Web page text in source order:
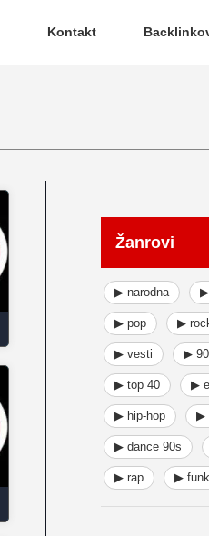
Kontakt
Žanrovi
▶ narodna ▶
▶ pop ▶
▶ vesti ▶
▶ top 40 ▶
▶ hip-hop ▶
▶ dance 90s
▶ rap ▶